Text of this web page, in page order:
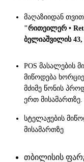
მაღაზიიდან
"რითეილერ •
ბელიაშვილის
POS მასალების
მიწოდება
მძიმე წონის
ერთ მისამართზე.
სტელაჟების
მისამართზე
თბილისის